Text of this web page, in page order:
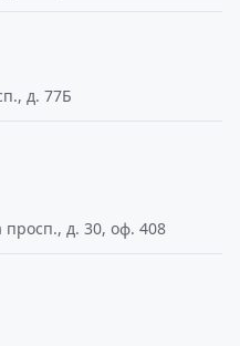
д. 77Б
просп., д. 30, оф. 408